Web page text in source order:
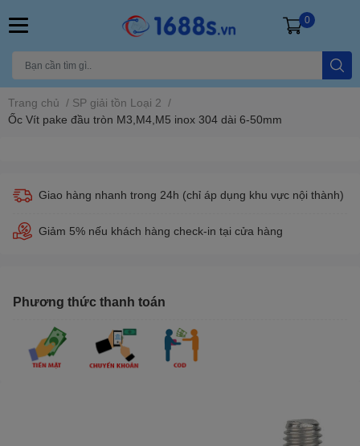
0
Trang chủ / SP giải tồn Loại 2 /
Ốc Vít pake đầu tròn M3,M4,M5 inox 304 dài 6-50mm
Giao hàng nhanh trong 24h (chỉ áp dụng khu vực nội thành)
Giảm 5% nếu khách hàng check-in tại cửa hàng
Phương thức thanh toán